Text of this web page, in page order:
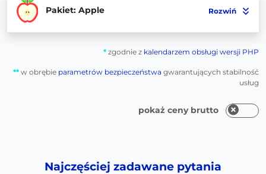
Pakiet: Apple Rozwiń
* zgodnie z kalendarzem obsługi wersji PHP
** w obrębie parametrów bezpieczeństwa gwarantujących stabilność
usług
pokaż ceny brutto
Najczęściej zadawane pytania